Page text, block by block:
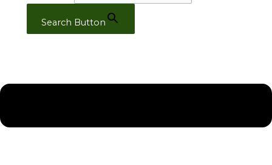
Search Button